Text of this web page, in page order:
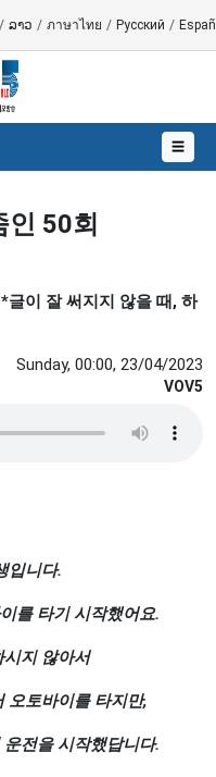
/ ລາວ / ภาษาไทย / Русский /
☰
50회
이 잘 써지지 않을 때, 하
Sunday, 00:00, 23/04/2023
VOV5
입니다.
를 타기 시작했어요.
시지 않아서
오토바이를 타지만,
운전을 시작했답니다.